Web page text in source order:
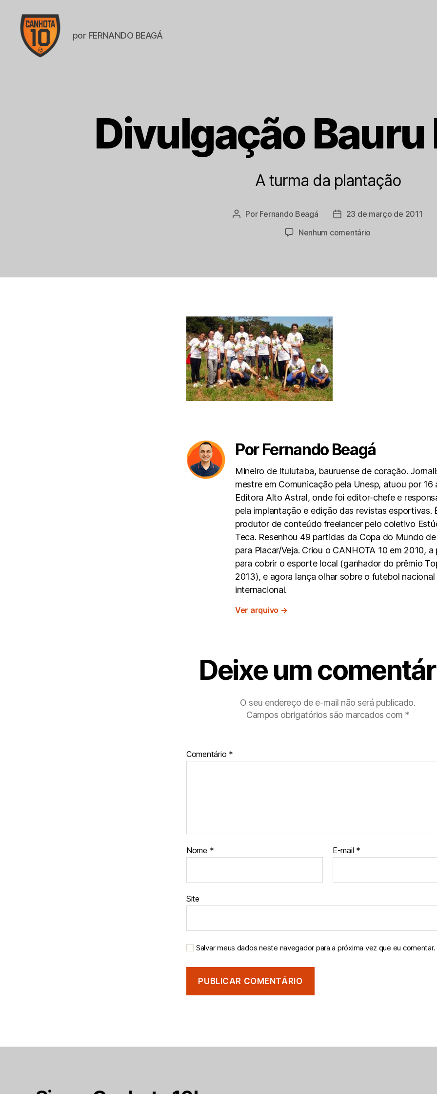
por FERNANDO BEAGÁ
Divulgação Bauru
A turma da plantação
Autor
Por Fernando Beagá
Data
publicação
23 de março de 2011
Nenhum comentário
Por Fernando Beagá
Mineiro de Ituiutaba, bauruense de coração.
mestre em Comunicação pela Unesp, atuou por 16
Editora Alto Astral, onde foi editor-chefe e
pela implantação e edição das revistas esportivas.
produtor de conteúdo freelancer pelo coletivo
Teca. Resenhou 49 partidas da Copa do Mundo
para Placar/Veja. Criou o CANHOTA 10 em 2010, a
para cobrir o esporte local (ganhador do prêmio
2013), e agora lança olhar sobre o futebol nacional
internacional.
Ver arquivo →
Deixe um
O seu endereço de e-mail não será publicado.
Campos obrigatórios são marcados com *
Comentário *
Nome * E-mail *
Site
Salvar meus dados neste navegador para a próxima vez que eu comentar.